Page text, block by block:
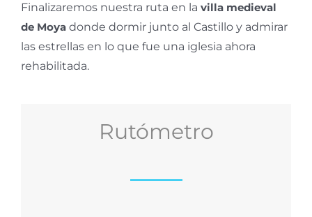
Finalizaremos nuestra ruta en la villa medieval
de Moya donde dormir junto al Castillo y admirar
las estrellas en lo que fue una iglesia ahora
rehabilitada.
Rutómetro